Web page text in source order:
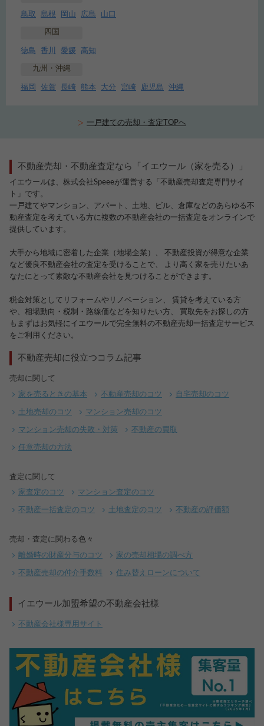
鳥取 島根 岡山 広島 山口
四国
徳島 香川 愛媛 高知
九州・沖縄
福岡 佐賀 長崎 熊本 大分 宮崎 鹿児島 沖縄
一戸建ての売却・査定TOPへ
不動産売却・不動産査定なら「イエウール（家を売る）」
イエウールは、株式会社Speeeが運営する「不動産売却査定専門サイ
ト」です。
一戸建てやマンション、アパート、土地、ビル、倉庫などのあらゆる不
動産査定を考えている方に複数の不動産会社の一括査定をオンラインで
提供しています。
大手から地域に密着した企業（地場企業）、 不動産投資が得意な企業
など優良不動産会社の査定を受けることで、 より高く家を売りたいあ
なたにとって素敵な不動産会社を見つけることができます。
税金対策としてリフォームやリノベーション、 賃貸を考えている方
や、相場動向・税制・路線価などを知りたい方、 買取先をお探しの方
もまずはお気軽にイエウールで完全無料の不動産売却一括査定サービス
をご利用ください。
不動産売却に役立つコラム記事
売却に関して
家を売るときの基本 不動産売却のコツ 自宅売却のコツ
土地売却のコツ マンション売却のコツ
マンション売却の失敗・対策 不動産の買取
任意売却の方法
査定に関して
家査定のコツ マンション査定のコツ
不動産一括査定のコツ 土地査定のコツ 不動産の評価額
売却・査定に関わる色々
離婚時の財産分与のコツ 家の売却相場の調べ方
不動産売却の仲介手数料 住み替えローンについて
イエウール加盟希望の不動産会社様
不動産会社様専用サイト
無料診断スタート